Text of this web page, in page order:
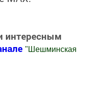
интересным
" Шешминская